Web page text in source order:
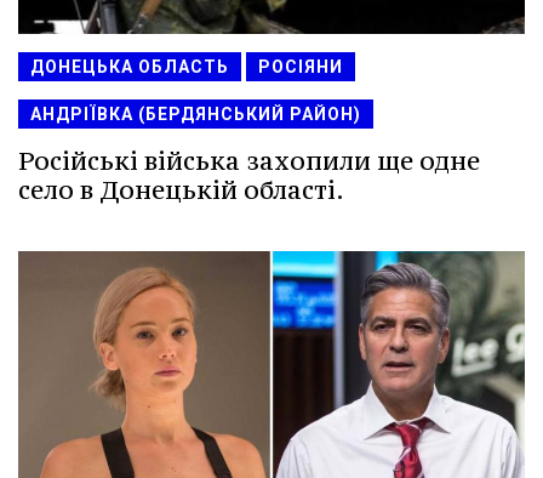
ДОНЕЦЬКА ОБЛАСТЬ РОСІЯНИ
АНДРІЇВКА (БЕРДЯНСЬКИЙ РАЙОН)
Російські війська захопили ще одне
село в Донецькій області.